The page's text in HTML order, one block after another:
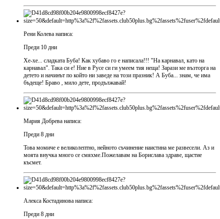
Рени Колева написа:
Преди 10 дни
Хе-хе... сладката Буба! Как хубаво го е написала!!! "На карнавал, като на
карнавал". Така си е! Ние в Русе си ги умеем тия неща! Зарази ме възторга на
детето и начинът по който ни заведе на този празник! А Буба... знам, че има
бъдеще! Браво , мило дете, продължавай!
Мария Добрева написа:
Преди 8 дни
Това момиче е великолептно, нейното съчинение наистина ме развесели. Аз и
моята внучка много се смяхме.Пожелавам на Борислава здраве, щастие
късмет.
Алекса Костадинова написа:
Преди 8 дни